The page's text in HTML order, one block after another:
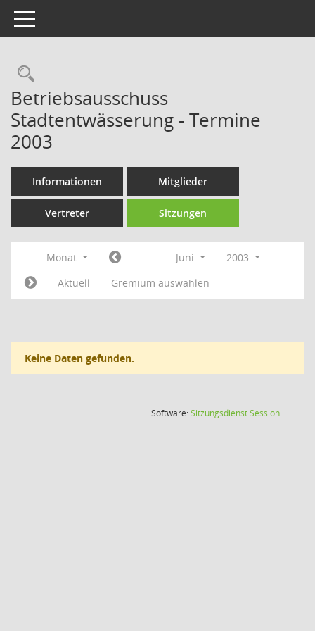
Toggle navigation
Rechercheauswahl
Betriebsausschuss
Stadtentwässerung - Termine
2003
Informationen Mitglieder
Vertreter Sitzungen
Monat Juni
2003
Aktuell
Gremium auswählen
Keine Daten gefunden.
Software:SitzungsdienstSession(Wird in